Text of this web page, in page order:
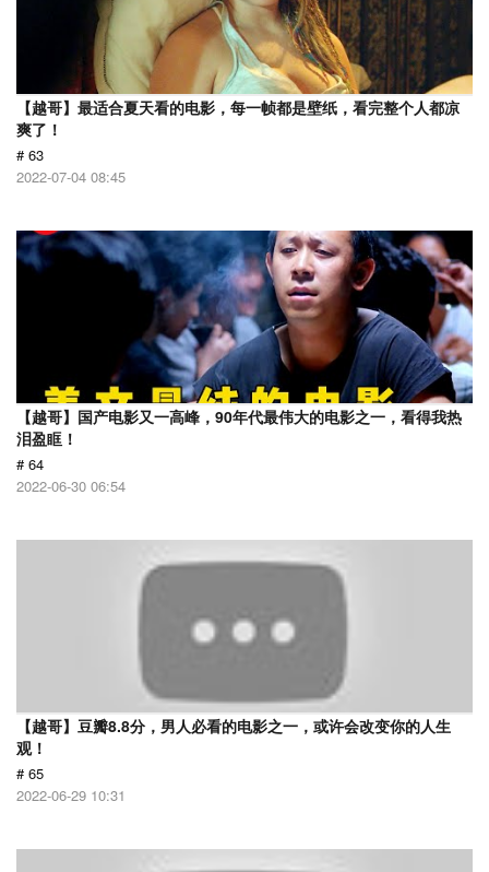
【越哥】最适合夏天看的电影，每一帧都是壁纸，看完整个人都凉
爽了！
# 63
2022-07-04 08:45
【越哥】国产电影又一高峰，90年代最伟大的电影之一，看得我热
泪盈眶！
# 64
2022-06-30 06:54
【越哥】豆瓣8.8分，男人必看的电影之一，或许会改变你的人生
观！
# 65
2022-06-29 10:31